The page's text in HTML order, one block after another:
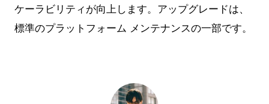
ケーラビリティが向上します。アップグレードは、
標準のプラットフォーム メンテナンスの一部です。